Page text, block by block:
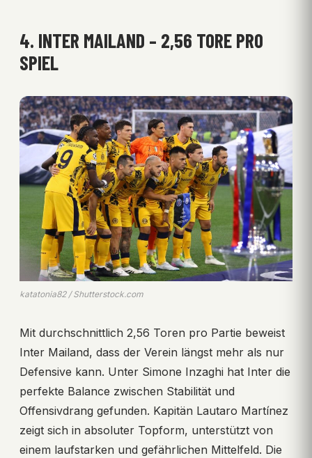
4. INTER MAILAND – 2,56 TORE PRO
SPIEL
katatonia82 / Shutterstock.com
Mit durchschnittlich 2,56 Toren pro Partie beweist
Inter Mailand, dass der Verein längst mehr als nur
Defensive kann. Unter Simone Inzaghi hat Inter die
perfekte Balance zwischen Stabilität und
Offensivdrang gefunden. Kapitän Lautaro Martínez
zeigt sich in absoluter Topform, unterstützt von
einem laufstarken und gefährlichen Mittelfeld. Die